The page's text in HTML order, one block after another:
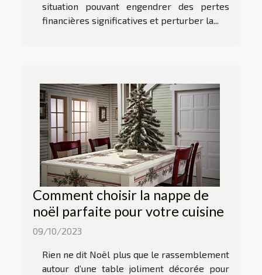
situation pouvant engendrer des pertes
financières significatives et perturber la...
Comment choisir la nappe de
noël parfaite pour votre cuisine
09/10/2023
Rien ne dit Noël plus que le rassemblement
autour d’une table joliment décorée pour